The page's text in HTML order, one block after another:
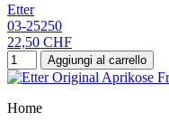
Etter
03-25250
22,50 CHF
Aggiungi al carrello
Home